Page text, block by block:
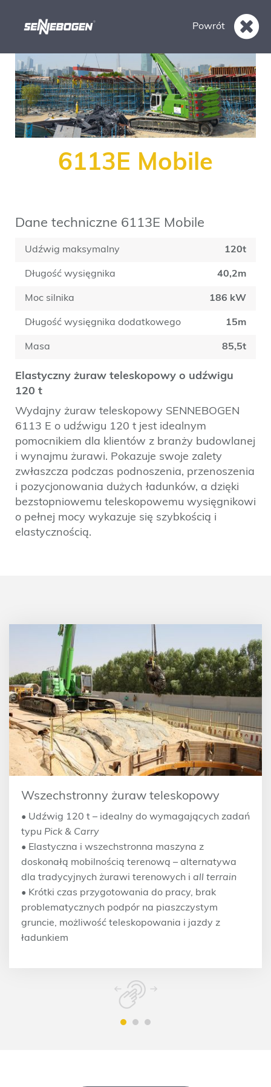
Powrót
6113E Mobile
Dane techniczne 6113E Mobile
Udźwig maksymalny 120t
Długość wysięgnika 40,2m
Moc silnika 186 kW
Długość wysięgnika dodatkowego 15m
Masa 85,5t
Elastyczny żuraw teleskopowy o udźwigu
120 t
Wydajny żuraw teleskopowy SENNEBOGEN
6113 E o udźwigu 120 t jest idealnym
pomocnikiem dla klientów z branży budowlanej
i wynajmu żurawi. Pokazuje swoje zalety
zwłaszcza podczas podnoszenia, przenoszenia
i pozycjonowania dużych ładunków, a dzięki
bezstopniowemu teleskopowemu wysięgnikowi
o pełnej mocy wykazuje się szybkością i
elastycznością.
Wszechstronny żuraw teleskopowy
• Udźwig 120 t – idealny do wymagających zadań
typu Pick & Carry
• Elastyczna i wszechstronna maszyna z
doskonałą mobilnością terenową – alternatywa
dla tradycyjnych żurawi terenowych i all terrain
• Krótki czas przygotowania do pracy, brak
problematycznych podpór na piaszczystym
gruncie, możliwość teleskopowania i jazdy z
ładunkiem